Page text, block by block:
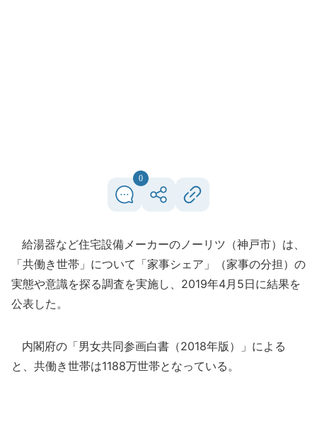
0
給湯器など住宅設備メーカーのノーリツ（神戸市）は、
「共働き世帯」について「家事シェア」（家事の分担）の
実態や意識を探る調査を実施し、2019年4月5日に結果を
公表した。
内閣府の「男女共同参画白書（2018年版）」による
と、共働き世帯は1188万世帯となっている。